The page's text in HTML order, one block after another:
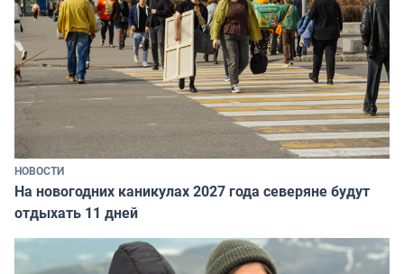
НОВОСТИ
На новогодних каникулах 2027 года северяне будут
отдыхать 11 дней